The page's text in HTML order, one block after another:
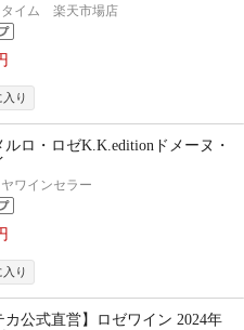
タイム 楽天市場店
ルロ・ロゼK.K.editionドメーヌ・
ワインセラー
カ公式直営】ロゼワイン 2024年